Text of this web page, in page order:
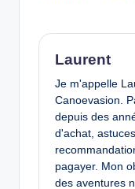
Laurent
Je m'appelle
Canoevasion.
depuis des
d'achat,
pagayer. Mon
des aventures